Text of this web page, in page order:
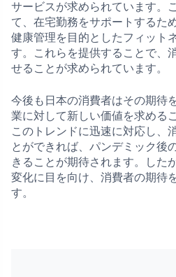
サービスが求められています。
て、在宅勤務をサポートするた
健康管理を目的としたフィット
す。これらを提供することで、
せることが求められています。
今後も日本の消費者はその期待
業に対して新しい価値を求める
このトレンドに迅速に対応し、
とができれば、パンデミック後
きることが期待されます。した
変化に目を向け、消費者の期待
す。